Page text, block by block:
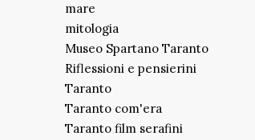
mare
mitologia
Museo Spartano Taranto
Riflessioni e pensierini
Taranto
Taranto com'era
Taranto film serafini